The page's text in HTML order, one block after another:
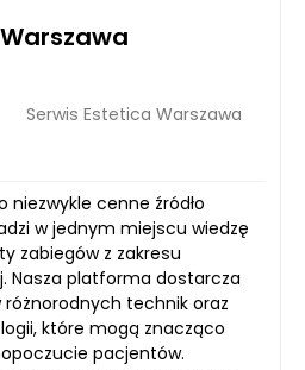
Serwis Estetica Warszawa
niezwykle cenne źródło
w jednym miejscu wiedzę
zabiegów z zakresu
Nasza platforma dostarcza
różnorodnych technik oraz
które mogą znacząco
pacjentów.